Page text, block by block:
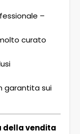
–
curato
garantita sui
della vendita